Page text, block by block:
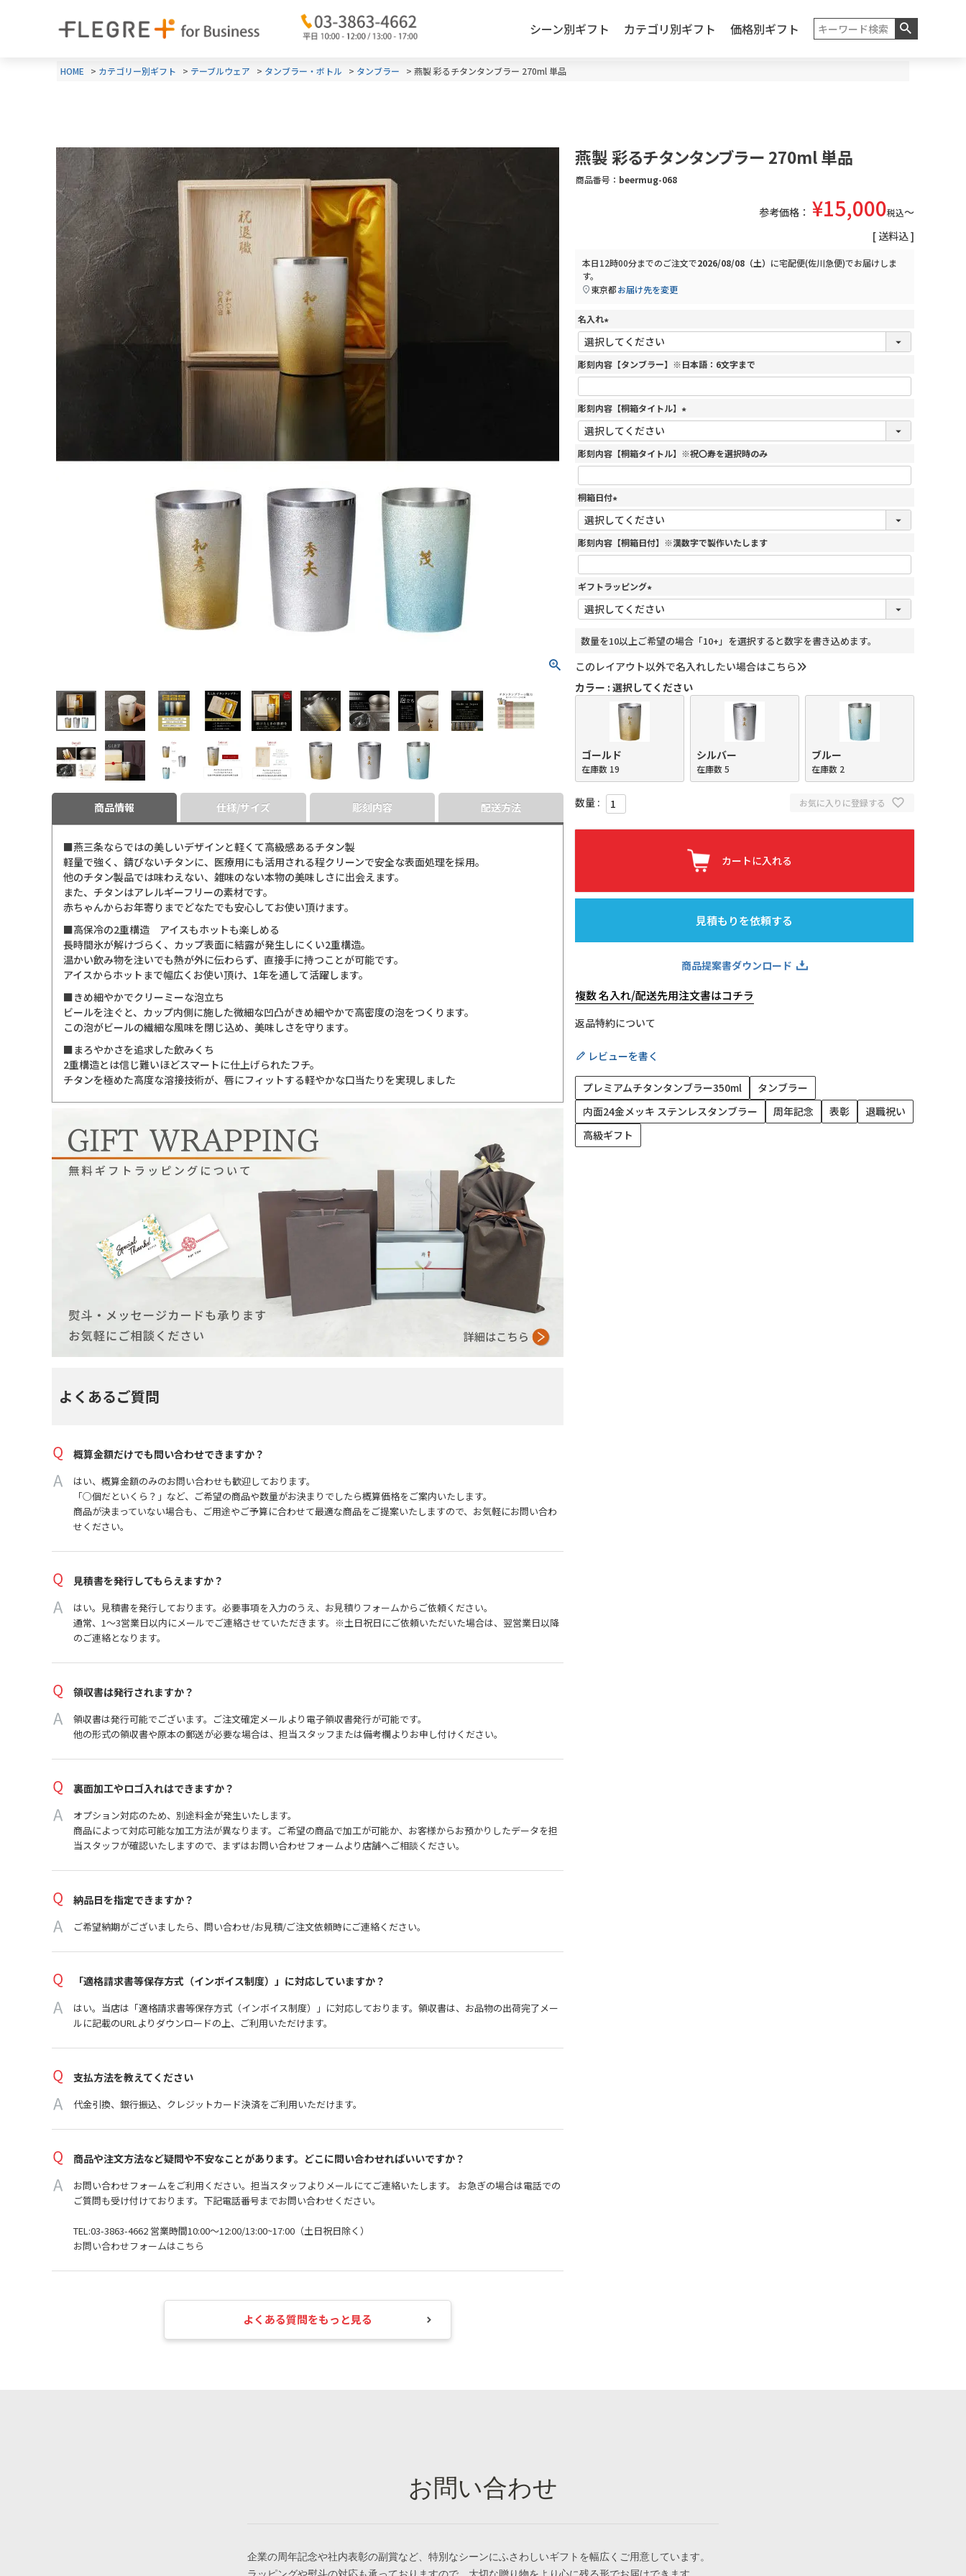
シーン別ギフト カテゴリ別ギフト 価格別ギフト
検索
HOME カテゴリー別ギフト テーブルウェア タンブラー・ボトル タンブラー 燕製 彩るチタンタンブラー 270ml 単品
商品情報
■燕三条ならではの美しいデザインと軽くて高級感あるチタン製
軽量で強く、錆びないチタンに、医療用にも活用される程クリーンで安全な表面処理を採用。
他のチタン製品では味わえない、雑味のない本物の美味しさに出会えます。
また、チタンはアレルギーフリーの素材です。
赤ちゃんからお年寄りまでどなたでも安心してお使い頂けます。
■高保冷の2重構造 アイスもホットも楽しめる
長時間氷が解けづらく、カップ表面に結露が発生しにくい2重構造。
温かい飲み物を注いでも熱が外に伝わらず、直接手に持つことが可能です。
アイスからホットまで幅広くお使い頂け、1年を通して活躍します。
■きめ細やかでクリーミーな泡立ち
ビールを注ぐと、カップ内側に施した微細な凹凸がきめ細やかで高密度の泡をつくります。
この泡がビールの繊細な風味を閉じ込め、美味しさを守ります。
■まろやかさを追求した飲みくち
2重構造とは信じ難いほどスマートに仕上げられたフチ。
チタンを極めた高度な溶接技術が、唇にフィットする軽やかな口当たりを実現しました
仕様/サイズ 彫刻内容 配送方法
よくあるご質問
概算金額だけでも問い合わせできますか？
はい、概算金額のみのお問い合わせも歓迎しております。
「○個だといくら？」など、ご希望の商品や数量がお決まりでしたら概算価格をご案内いたします。
商品が決まっていない場合も、ご用途やご予算に合わせて最適な商品をご提案いたしますので、お気軽にお問い合わ
せください。
見積書を発行してもらえますか？
はい。見積書を発行しております。必要事項を入力のうえ、 お見積りフォームからご依頼ください。
通常、1～3営業日以内にメールでご連絡させていただきます。※土日祝日にご依頼いただいた場合は、翌営業日以降
のご連絡となります。
領収書は発行されますか？
領収書は発行可能でございます。ご注文確定メールより電子領収書発行が可能です。
他の形式の領収書や原本の郵送が必要な場合は、担当スタッフまたは備考欄よりお申し付けください。
裏面加工やロゴ入れはできますか？
オプション対応のため、別途料金が発生いたします。
商品によって対応可能な加工方法が異なります。ご希望の商品で加工が可能か、お客様からお預かりしたデータを担
当スタッフが確認いたしますので、まずはお問い合わせフォームより店舗へご相談ください。
納品日を指定できますか？
ご希望納期がございましたら、問い合わせ/お見積/ご注文依頼時にご連絡ください。
「適格請求書等保存方式（インボイス制度）」に対応していますか？
はい。当店は「適格請求書等保存方式（インボイス制度）」に対応しております。領収書は、お品物の出荷完了メー
ルに記載のURLよりダウンロードの上、ご利用いただけます。
支払方法を教えてください
代金引換、銀行振込、クレジットカード決済をご利用いただけます。
商品や注文方法など疑問や不安なことがあります。どこに問い合わせればいいですか？
お問い合わせフォームをご利用ください。担当スタッフよりメールにてご連絡いたします。 お急ぎの場合は電話での
ご質問も受け付けております。下記電話番号までお問い合わせください。
TEL:03-3863-4662 営業時間10:00～12:00/13:00~17:00（土日祝日除く）
お問い合わせフォームはこちら
よくある質問をもっと見る
燕製 彩るチタンタンブラー 270ml 単品
商品番号 beermug-068
参考価格： ¥15,000税込
送料込
本日12時00分までのご注文で2026/08/08（土） に宅配便(佐川急便)でお届けしま
す。
東京都お届け先を変更
名入れ
(
必
須
)
彫刻内容【タンブラー】※日本語：6文字まで
彫刻内容【桐箱タイトル】
(
須
)
彫刻内容【桐箱タイトル】※祝〇寿を選択時のみ
桐箱日付
(
必
須
)
彫刻内容【桐箱日付】※漢数字で製作いたします
ギフトラッピング
(
必
)
数量を10以上ご希望の場合「10+」を選択すると数字を書き込めます。
このレイアウト以外で名入れしたい場合はこちら
カラー 選択してください
ゴールド
在庫数 19
シルバー
在庫数5
ブルー
在庫数 2
お気に入りに登録する
カートに入れる
見積もりを依頼する
商品提案書ダウンロード
複数 名入れ/配送先用注文書はコチラ
返品特約について
レビューを書く
プレミアムチタンタンブラー350ml
タンブラー
内面24金メッキ ステンレスタンブラー
周年記念 表彰
退職祝い
高級ギフト